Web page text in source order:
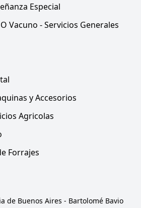
Especial
Vacuno - Servicios Generales
y Accesorios
Agricolas
Forrajes
de Buenos Aires - Bartolomé Bavio